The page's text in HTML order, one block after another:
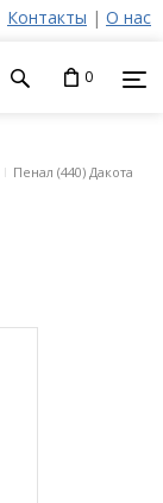
Контакты | О нас
0
Пенал (440) Дакота